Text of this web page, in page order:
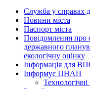
Служба у справах
Новини міста
Паспорт міста
Повідомлення про
державного
екологічну оцінку
Інформація для
Інформує ЦНАП
Технологічні